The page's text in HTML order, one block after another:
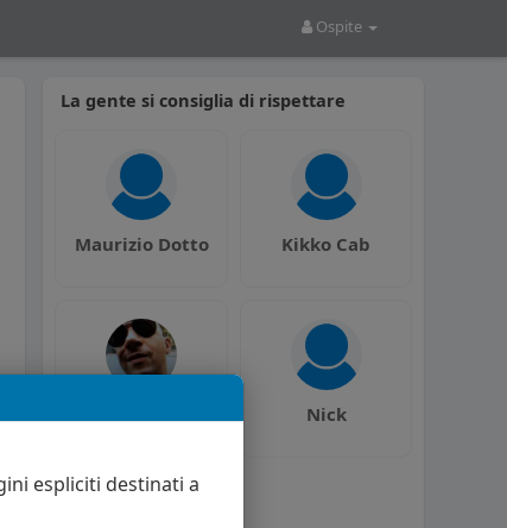
Ospite
La gente si consiglia di rispettare
Maurizio Dotto Kikko Cab
Nick
espliciti destinati a